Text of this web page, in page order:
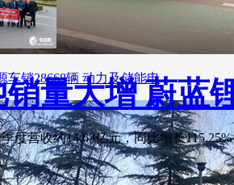
车销28668辆 动力及储能电
量大增 蔚蓝
度营收约14.63亿元，同比增长